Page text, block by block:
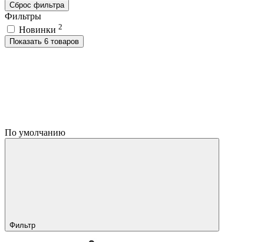
Сброс фильтра
Фильтры
Новинки 2
Показать 6 товаров
По умолчанию
Фильтр